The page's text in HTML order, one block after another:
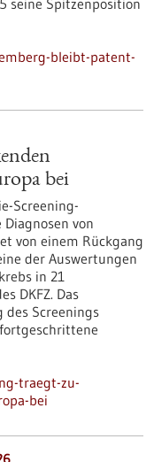
seine Spitzenposition
bleibt-patent-
bei
Screening-
von
von einem Rückgang
der Auswertungen
in 21
DKFZ. Das
Screenings
traegt-zu-
bei